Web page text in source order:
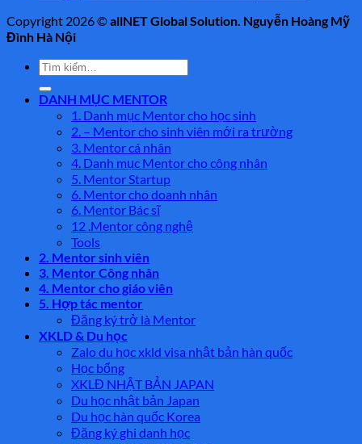
Copyright 2026 ©allNET Global Solution. Nguyễn Hoàng Mỹ
Đình Hà Nội
Tìm
kiếm:
DANH MỤC MENTOR
1. Danh mục Mentor cho học sinh
2. – Mentor cho sinh viên mới ra trường
3. Mentor cá nhân
4. Danh mục Mentor cho công nhân
5. Mentor Startup
6. Mentor cho doanh nhân
6. Mentor Bác sĩ
12 .Mentor công nghệ
Tools
2. Mentor sinh viên
3. Mentor Công nhân
4. Mentor cho giáo viên
5. Hợp tác mentor
Đăng ký trở là Mentor
XKLD & Du học
Zalo du học xkld visa nhật bản hàn quốc
Học bổng
XKLĐ NHẬT BẢN JAPAN
Du học nhật bản Japan
Du học hàn quốc Korea
Đăng ký ghi danh học